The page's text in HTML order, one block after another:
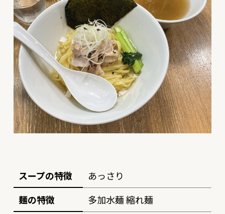
スープの特徴
あっさり
麺の特徴
多加水麺 縮れ麺